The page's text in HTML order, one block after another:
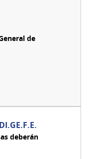
de
deberán